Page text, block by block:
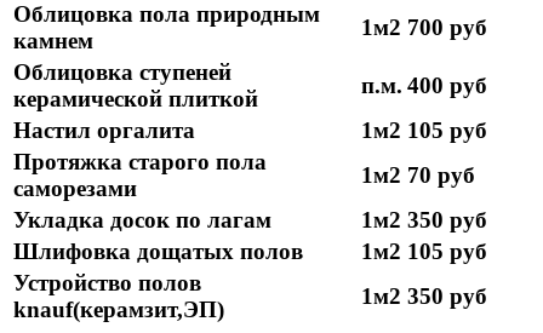
Облицовка пола природным
камнем
1м2 700 руб
Облицовка ступеней
керамической плиткой
п.м. 400 руб
Настил оргалита
1м2 105 руб
Протяжка старого пола
саморезами
1м2 70 руб
Укладка досок по лагам
1м2 350 руб
Шлифовка дощатых полов
1м2 105 руб
Устройство полов
knauf(керамзит,ЭП)
1м2 350 руб